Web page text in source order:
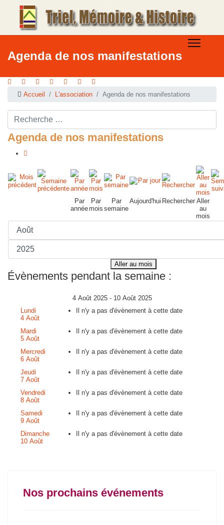
Agenda de nos manifestations
Accueil L'association Agenda de nos manifestations
Rechercher ...
Agenda de nos manifestations
Par
année
Par
mois
Par
semaine
Aujourd'hui Rechercher Aller
au
mois
Aller au mois
Évènements pendant la semaine :
4 Août 2025 - 10 Août 2025
Lundi
4 Août
Il n'y a pas d'évènement à cette date
Mardi
5 Août
Il n'y a pas d'évènement à cette date
Mercredi
6 Août
Il n'y a pas d'évènement à cette date
Jeudi
7 Août
Il n'y a pas d'évènement à cette date
Vendredi
8 Août
Il n'y a pas d'évènement à cette date
Samedi
9 Août
Il n'y a pas d'évènement à cette date
Dimanche
10 Août
Il n'y a pas d'évènement à cette date
Nos prochains événements